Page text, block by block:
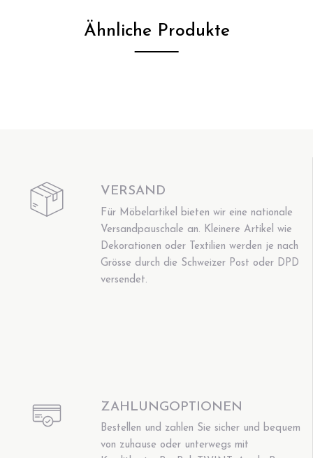
Ähnliche Produkte
VERSAND
Für Möbelartikel bieten wir eine nationale
Versandpauschale an. Kleinere Artikel wie
Dekorationen oder Textilien werden je nach
Grösse durch die Schweizer Post oder DPD
versendet.
ZAHLUNGOPTIONEN
Bestellen und zahlen Sie sicher und bequem
von zuhause oder unterwegs mit